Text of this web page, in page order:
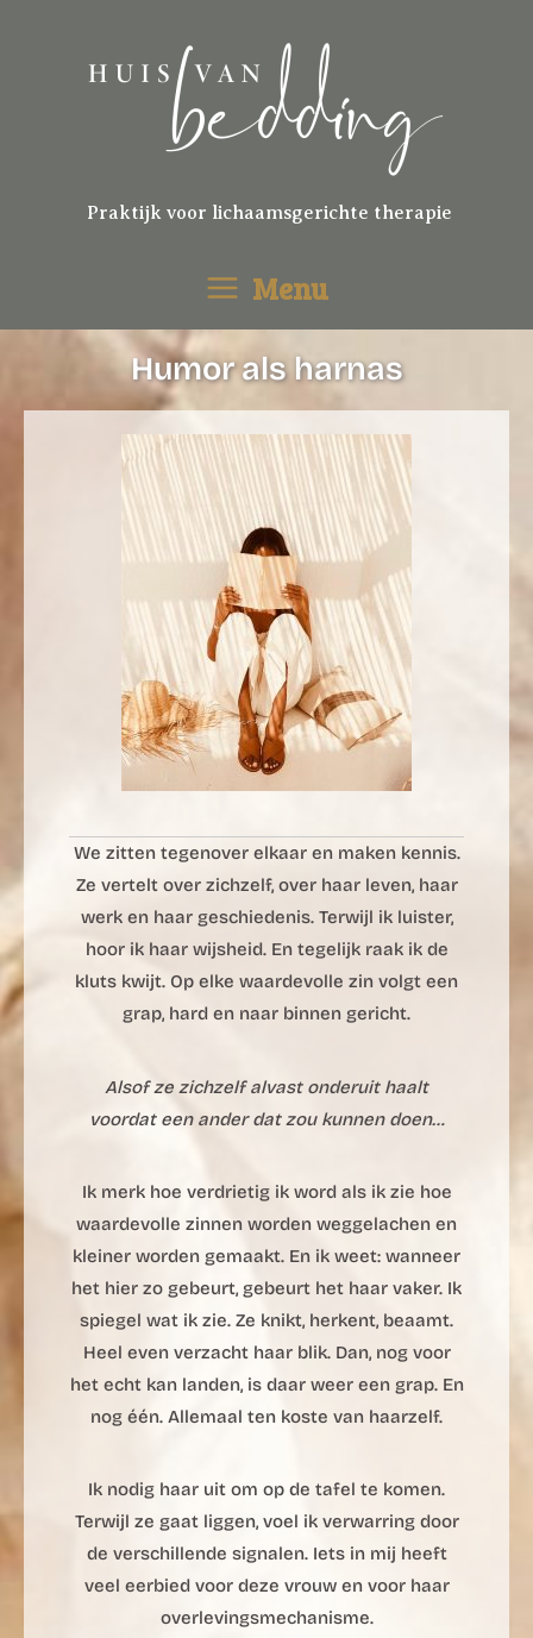
Praktijk voor lichaamsgerichte therapie
Menu
Humor als harnas
We zitten tegenover elkaar en maken kennis.
Ze vertelt over zichzelf, over haar leven, haar
werk en haar geschiedenis. Terwijl ik luister,
hoor ik haar wijsheid. En tegelijk raak ik de
kluts kwijt. Op elke waardevolle zin volgt een
grap, hard en naar binnen gericht.
Alsof ze zichzelf alvast onderuit haalt
voordat een ander dat zou kunnen doen…
Ik merk hoe verdrietig ik word als ik zie hoe
waardevolle zinnen worden weggelachen en
kleiner worden gemaakt. En ik weet: wanneer
het hier zo gebeurt, gebeurt het haar vaker. Ik
spiegel wat ik zie. Ze knikt, herkent, beaamt.
Heel even verzacht haar blik. Dan, nog voor
het echt kan landen, is daar weer een grap. En
nog één. Allemaal ten koste van haarzelf.
Ik nodig haar uit om op de tafel te komen.
Terwijl ze gaat liggen, voel ik verwarring door
de verschillende signalen. Iets in mij heeft
veel eerbied voor deze vrouw en voor haar
overlevingsmechanisme.